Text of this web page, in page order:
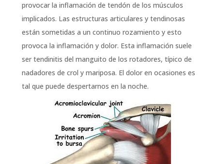
provocar la inflamación de tendón de los músculos
implicados. Las estructuras articulares y tendinosas
están sometidas a un continuo rozamiento y esto
provoca la inflamación y dolor. Esta inflamación suele
ser tendinitis del manguito de los rotadores, típico de
nadadores de crol y mariposa. El dolor en ocasiones es
tal que puede despertarnos en la noche.